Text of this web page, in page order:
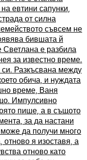
евтини сапунки,
от силна
съвсем не
бившата й
Светлана е разбила
за известно време.
Разкъсвана между
обича, и нуждата
време, Ваня
Импулсивно
пише, а в същото
за да настани
да получи много
я изоставя, а
отново като